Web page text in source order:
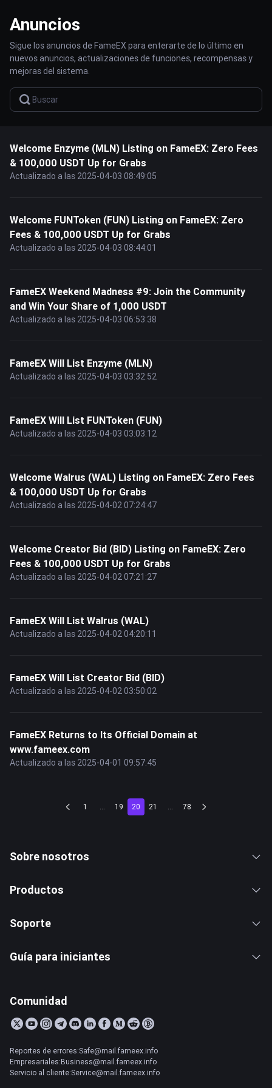
Anuncios
Sigue los anuncios de FameEX para enterarte de lo último en
nuevos anuncios, actualizaciones de funciones, recompensas y
mejoras del sistema.
Welcome Enzyme (MLN) Listing on FameEX: Zero Fees
& 100,000 USDT Up for Grabs
Actualizado a las 2025-04-03 08:49:05
Welcome FUNToken (FUN) Listing on FameEX: Zero
Fees & 100,000 USDT Up for Grabs
Actualizado a las 2025-04-03 08:44:01
FameEX Weekend Madness #9: Join the Community
and Win Your Share of 1,000 USDT
Actualizado a las 2025-04-03 06:53:38
FameEX Will List Enzyme (MLN)
Actualizado a las 2025-04-03 03:32:52
FameEX Will List FUNToken (FUN)
Actualizado a las 2025-04-03 03:03:12
Welcome Walrus (WAL) Listing on FameEX: Zero Fees
& 100,000 USDT Up for Grabs
Actualizado a las 2025-04-02 07:24:47
Welcome Creator Bid (BID) Listing on FameEX: Zero
Fees & 100,000 USDT Up for Grabs
Actualizado a las 2025-04-02 07:21:27
FameEX Will List Walrus (WAL)
Actualizado a las 2025-04-02 04:20:11
FameEX Will List Creator Bid (BID)
Actualizado a las 2025-04-02 03:50:02
FameEX Returns to Its Official Domain at
www.fameex.com
Actualizado a las 2025-04-01 09:57:45
1 ... 19 20 21 ... 78
Sobre nosotros
Productos
Soporte
Guía para iniciantes
Comunidad
Reportes de errores:Safe@mail.fameex.info
Empresariales:Business@mail.fameex.info
Servicio al cliente:Service@mail.fameex.info